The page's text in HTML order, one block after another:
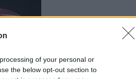
of your personal or
the below opt-out section to